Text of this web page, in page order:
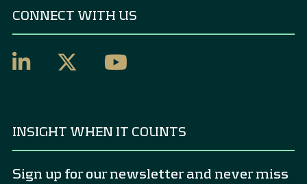
CONNECT WITH US
INSIGHT WHEN IT COUNTS
Sign up for our newsletter and never miss